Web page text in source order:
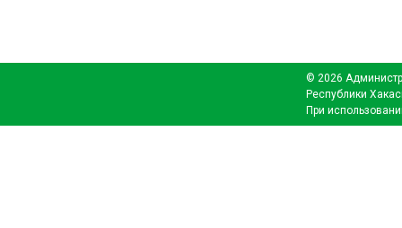
© 2026
Республики
При